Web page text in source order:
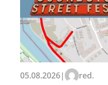
05.08.2026| red.